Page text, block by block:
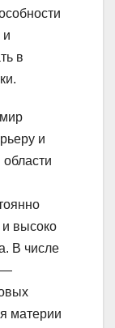
и
в
и
и высоко
В числе
—
материи